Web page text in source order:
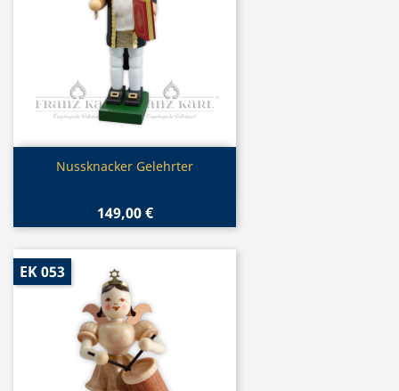
Vorschau
Nussknacker Gelehrter
149,00 €
EK 053